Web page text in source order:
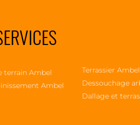
terrain Ambel
Ambel
Terrassier Ambel
Dessouchage
Dallage et